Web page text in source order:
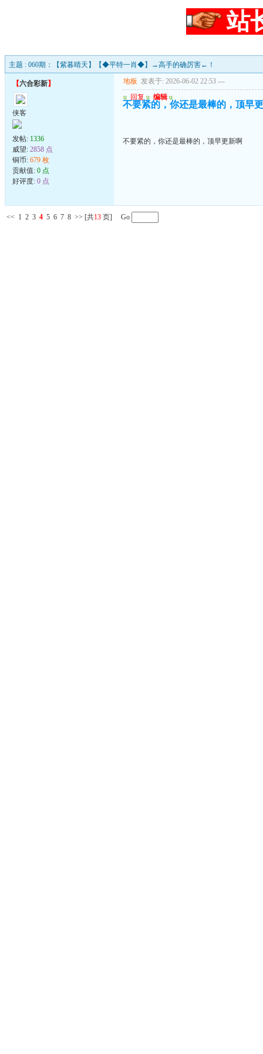
站
主题 : 060期：【紫暮晴天】【◆平特一肖◆】→高手的确厉害←！
【六合彩新】
侠客
发帖: 1336
威望: 2858 点
铜币: 679 枚
贡献值: 0 点
好评度: 0 点
地板 发表于: 2026-06-02 22:53 ---
u 回复 u 编辑 u
不要紧的，你还是最棒的，顶早
不要紧的，你还是最棒的，顶早更新啊
<< 1 2 3 4 5 6 7 8 >> [共13 页] Go